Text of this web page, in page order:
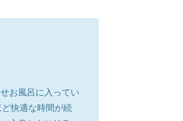
お風呂に入ってい
ど快適な時間が続